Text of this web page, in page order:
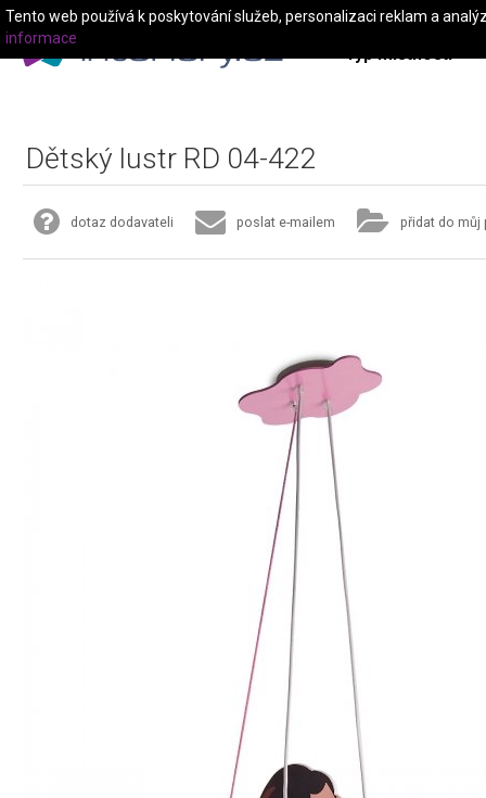
Typ místnosti
Dětský lustr RD 04-422
dotaz dodavateli poslat e-mailem přidat do můj
Tento web používá k poskytování služeb, personalizaci reklam a
informace